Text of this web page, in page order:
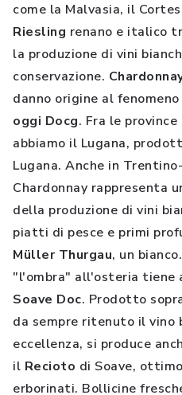
come la Malvasia, il
Riesling renano e italico
la produzione di vini
conservazione.
danno origine al
oggi Docg. Fra le
abbiamo il Lugana,
Lugana. Anche in
Chardonnay rappresenta
della produzione di vini
piatti di pesce e primi
Müller Thurgau, un
"l'ombra" all'osteria tiene
Soave Doc. Prodotto
da sempre ritenuto il vino
eccellenza, si produce
il Recioto di Soave,
erborinati. Bollicine